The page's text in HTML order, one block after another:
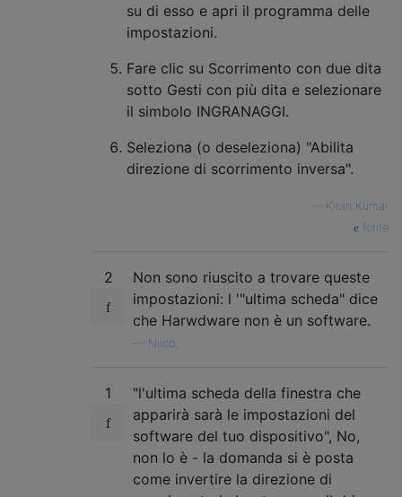
su di esso e apri il programma delle
impostazioni.
Fare clic su Scorrimento con due dita
sotto Gesti con più dita e selezionare
il simbolo INGRANAGGI.
Seleziona (o deseleziona) "Abilita
direzione di scorrimento inversa".
Kiran Kumar
fonte
2
Non sono riuscito a trovare queste
impostazioni: l '"ultima scheda" dice
che Harwdware non è un software.
Niico,
1
"l'ultima scheda della finestra che
apparirà sarà le impostazioni del
software del tuo dispositivo", No,
non lo è - la domanda si è posta
come invertire la direzione di